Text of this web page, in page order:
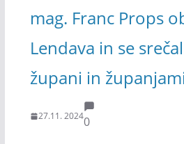
mag. Franc Props
Lendava in se
župani in
27.11. 20240